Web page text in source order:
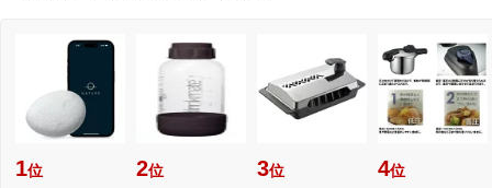
1位 2位 3位 4位